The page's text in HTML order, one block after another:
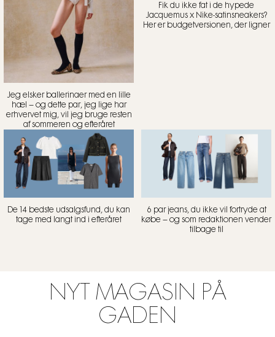
Jeg elsker ballerinaer med en lille
hæl – og dette par, jeg lige har
erhvervet mig, vil jeg bruge resten
af sommeren og efteråret
Fik du ikke fat i de hypede
Jacquemus x Nike-satinsneakers?
Her er budgetversionen, der ligner
De 14 bedste udsalgsfund, du kan
tage med langt ind i efteråret
6 par jeans, du ikke vil fortryde at
købe – og som redaktionen vender
tilbage til
NYT MAGASIN PÅ
GADEN